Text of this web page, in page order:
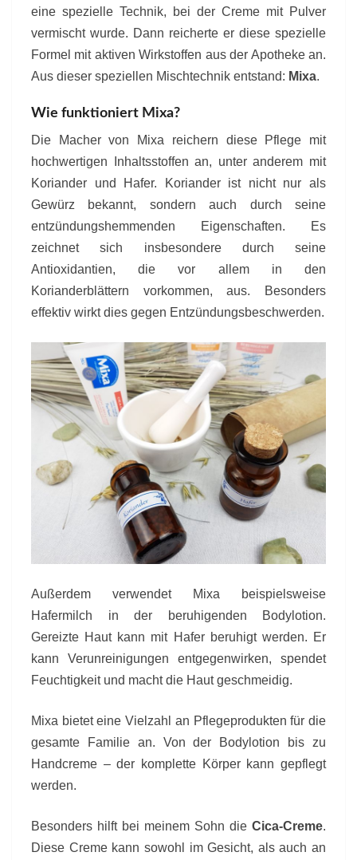
eine spezielle Technik, bei der Creme mit Pulver
vermischt wurde. Dann reicherte er diese spezielle
Formel mit aktiven Wirkstoffen aus der Apotheke an.
Aus dieser speziellen Mischtechnik entstand: Mixa.
Wie funktioniert Mixa?
Die Macher von Mixa reichern diese Pflege mit
hochwertigen Inhaltsstoffen an, unter anderem mit
Koriander und Hafer. Koriander ist nicht nur als
Gewürz bekannt, sondern auch durch seine
entzündungshemmenden Eigenschaften. Es
zeichnet sich insbesondere durch seine
Antioxidantien, die vor allem in den
Korianderblättern vorkommen, aus. Besonders
effektiv wirkt dies gegen Entzündungsbeschwerden.
Außerdem verwendet Mixa beispielsweise
Hafermilch in der beruhigenden Bodylotion.
Gereizte Haut kann mit Hafer beruhigt werden. Er
kann Verunreinigungen entgegenwirken, spendet
Feuchtigkeit und macht die Haut geschmeidig.
Mixa bietet eine Vielzahl an Pflegeprodukten für die
gesamte Familie an. Von der Bodylotion bis zu
Handcreme – der komplette Körper kann gepflegt
werden.
Besonders hilft bei meinem Sohn die Cica-Creme.
Diese Creme kann sowohl im Gesicht, als auch an